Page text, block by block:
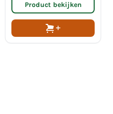
Product bekijken